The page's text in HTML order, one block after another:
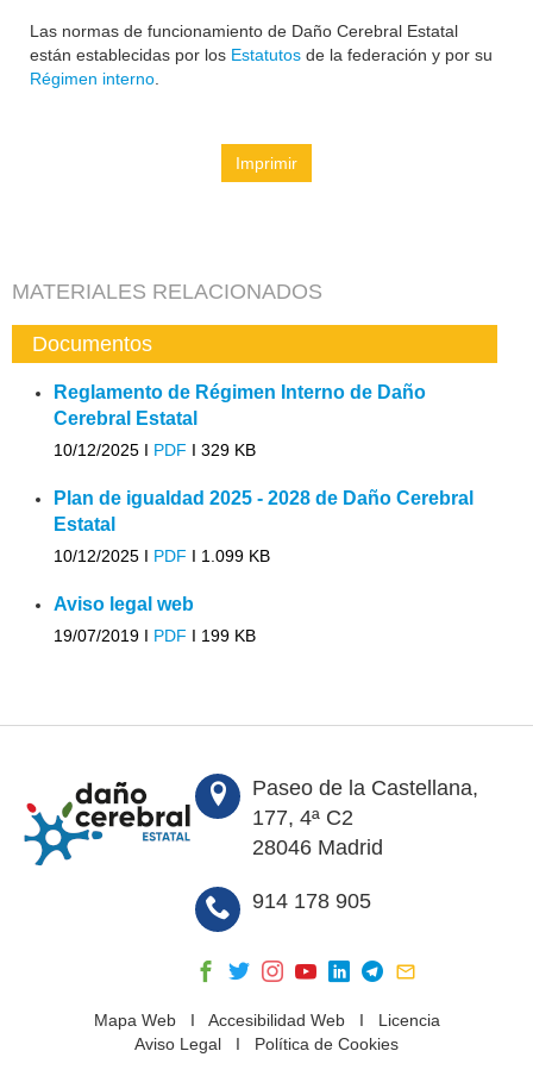
Las normas de funcionamiento de Daño Cerebral Estatal
están establecidas por los Estatutos de la federación y por su
Régimen interno
Imprimir
MATERIALES RELACIONADOS
Documentos
Reglamento de Régimen Interno de Daño
Cerebral Estatal
10/12/2025 I PDF I 329 KB
Plan de igualdad 2025 - 2028 de Daño Cerebral
Estatal
10/12/2025 I PDF I 1.099 KB
Aviso legal web
19/07/2019 I PDF I 199 KB
Paseo de la Castellana,
177, 4ª C2
28046 Madrid
914 178 905
Mapa WebI Accesibilidad WebI Licencia
Aviso Legal I Política de Cookies